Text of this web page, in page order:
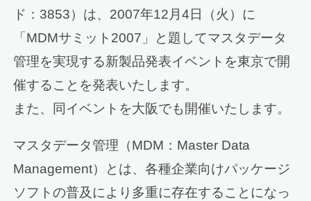
ド：3853）は、2007年12月4日（火）に
「MDMサミット2007」と題してマスタデータ
管理を実現する新製品発表イベントを東京で開
催することを発表いたします。
また、同イベントを大阪でも開催いたします。
マスタデータ管理（MDM：Master Data
Management）とは、各種企業向けパッケージ
ソフトの普及により多重に存在することになっ